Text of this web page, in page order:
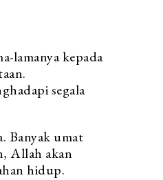
lamanya kepada
segala
Banyak umat
Allah akan
hidup.